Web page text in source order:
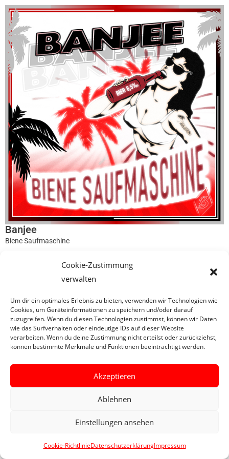
Cookie-Zustimmung
verwalten
Um dir ein optimales Erlebnis zu bieten, verwenden wir Technologien wie
Cookies, um Geräteinformationen zu speichern und/oder darauf
zuzugreifen. Wenn du diesen Technologien zustimmst, können wir Daten
wie das Surfverhalten oder eindeutige IDs auf dieser Website
verarbeiten. Wenn du deine Zustimmung nicht erteilst oder zurückziehst,
können bestimmte Merkmale und Funktionen beeinträchtigt werden.
Akzeptieren
Ablehnen
Einstellungen ansehen
Cookie-RichtlinieDatenschutzerklärungImpressum
Banjee
Biene Saufmaschine